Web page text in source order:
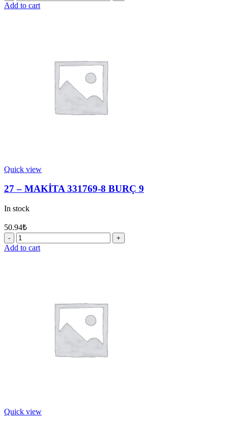
-
Add to cart
Quick view
27 – MAKİTA 331769-8 BURÇ 9
In stock
50.94₺
27
-
Add to cart
Quick view